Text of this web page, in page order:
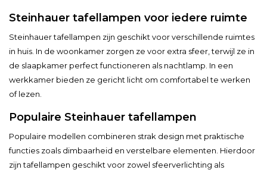
Steinhauer tafellampen voor iedere ruimte
Steinhauer tafellampen zijn geschikt voor verschillende ruimtes
in huis. In de woonkamer zorgen ze voor extra sfeer, terwijl ze in
de slaapkamer perfect functioneren als nachtlamp. In een
werkkamer bieden ze gericht licht om comfortabel te werken
of lezen.
Populaire Steinhauer tafellampen
Populaire modellen combineren strak design met praktische
functies zoals dimbaarheid en verstelbare elementen. Hierdoor
zijn tafellampen geschikt voor zowel sfeerverlichting als